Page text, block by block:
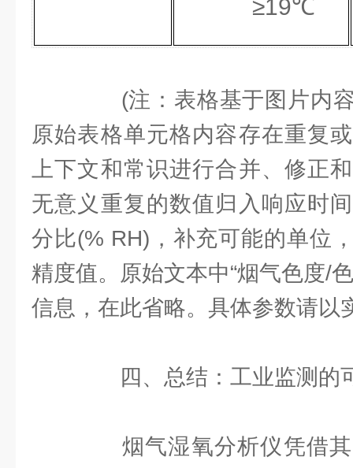
≥19℃
(注：表格基于图片内容
原始表格单元格内容存在重复
上下文和常识进行合并、修正
无意义重复的数值归入响应时
分比(% RH)，补充可能的单位
精度值。原始文本中“烟气色度/
信息，在此省略。具体参数请以
四、总结：工业监测的
烟气湿氧分析仪凭借其